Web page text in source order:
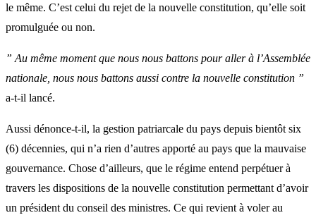
le même. C’est celui du rejet de la nouvelle constitution, qu’elle soit
promulguée ou non.
” Au même moment que nous nous battons pour aller à l’Assemblée
nationale, nous nous battons aussi contre la nouvelle constitution ”
a-t-il lancé.
Aussi dénonce-t-il, la gestion patriarcale du pays depuis bientôt six
(6) décennies, qui n’a rien d’autres apporté au pays que la mauvaise
gouvernance. Chose d’ailleurs, que le régime entend perpétuer à
travers les dispositions de la nouvelle constitution permettant d’avoir
un président du conseil des ministres. Ce qui revient à voler au